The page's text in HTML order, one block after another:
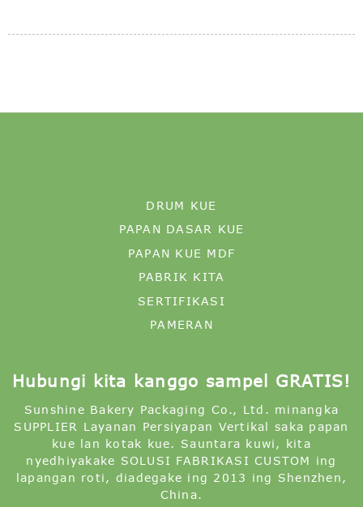
PAPAN KUE MDF
PABRIK KITA
SERTIFIKASI
PAMERAN